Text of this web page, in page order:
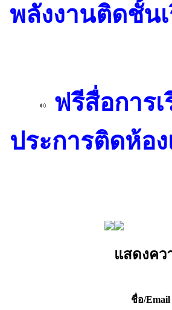
พลังงานติดชั้น
ฟรีสื่อการ
ประการติดห้อง
แสดงคว
ชื่อ/Email